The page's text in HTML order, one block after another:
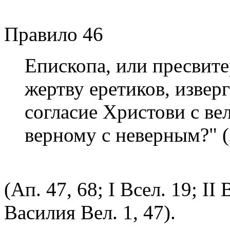
Правило 46
Епископа, или
жертву еретиков,
согласие Христови с
верному с неверным?"
(Ап. 47, 68; I Всел. 19; II
Василия Вел. 1, 47).